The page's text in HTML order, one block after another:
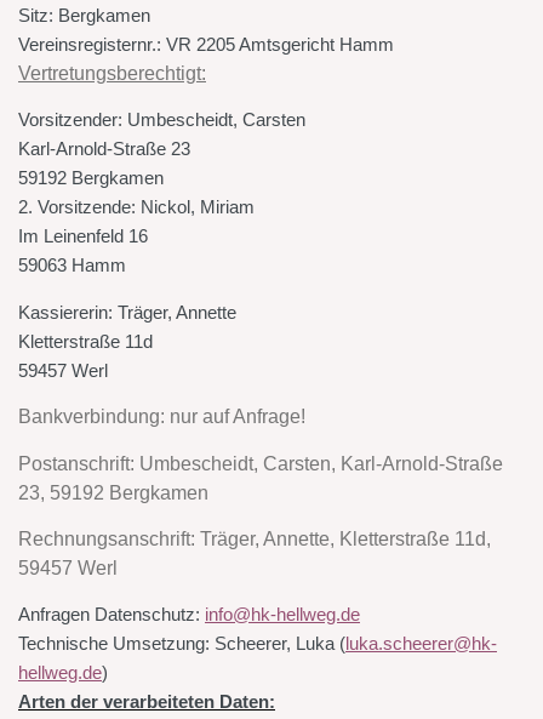
Sitz: Bergkamen
Vereinsregisternr.: VR 2205 Amtsgericht Hamm
Vertretungsberechtigt:
Vorsitzender: Umbescheidt, Carsten
Karl-Arnold-Straße 23
59192 Bergkamen
2. Vorsitzende: Nickol, Miriam
Im Leinenfeld 16
59063 Hamm
Kassiererin: Träger, Annette
Kletterstraße 11d
59457 Werl
Bankverbindung: nur auf Anfrage!
Postanschrift: Umbescheidt, Carsten, Karl-Arnold-Straße
23, 59192 Bergkamen
Rechnungsanschrift: Träger, Annette, Kletterstraße 11d,
59457 Werl
Anfragen Datenschutz: info@hk-hellweg.de
Technische Umsetzung: Scheerer, Luka (luka.scheerer@hk-
hellweg.de)
Arten der verarbeiteten Daten: